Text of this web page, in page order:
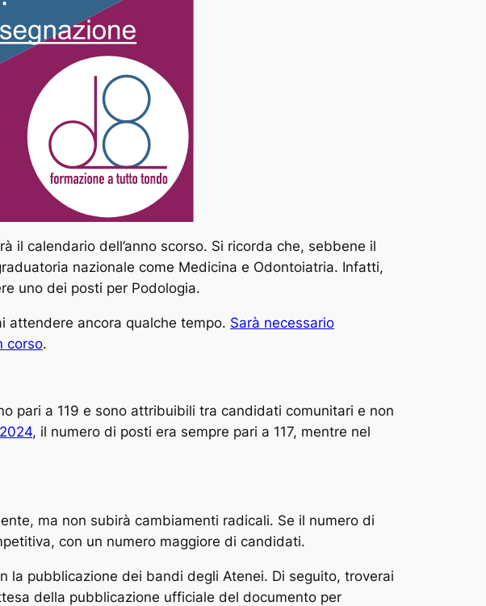
il calendario dell’anno scorso. Si ricorda che, sebbene il
nazionale come Medicina e Odontoiatria. Infatti,
uno dei posti per Podologia.
attendere ancora qualche tempo. Sarà necessario
corso.
pari a 119 e sono attribuibili tra candidati comunitari e non
2024, il numero di posti era sempre pari a 117, mentre nel
ma non subirà cambiamenti radicali. Se il numero di
con un numero maggiore di candidati.
la pubblicazione dei bandi degli Atenei. Di seguito, troverai
della pubblicazione ufficiale del documento per